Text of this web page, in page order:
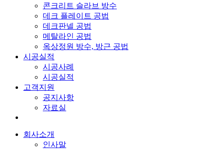
콘크리트 슬라브 방수
데크 플레이트 공법
데크판넬 공법
메탈라인 공법
옥상정원 방수, 방근 공법
시공실적
시공사례
시공실적
고객지원
공지사항
자료실
회사소개
인사말